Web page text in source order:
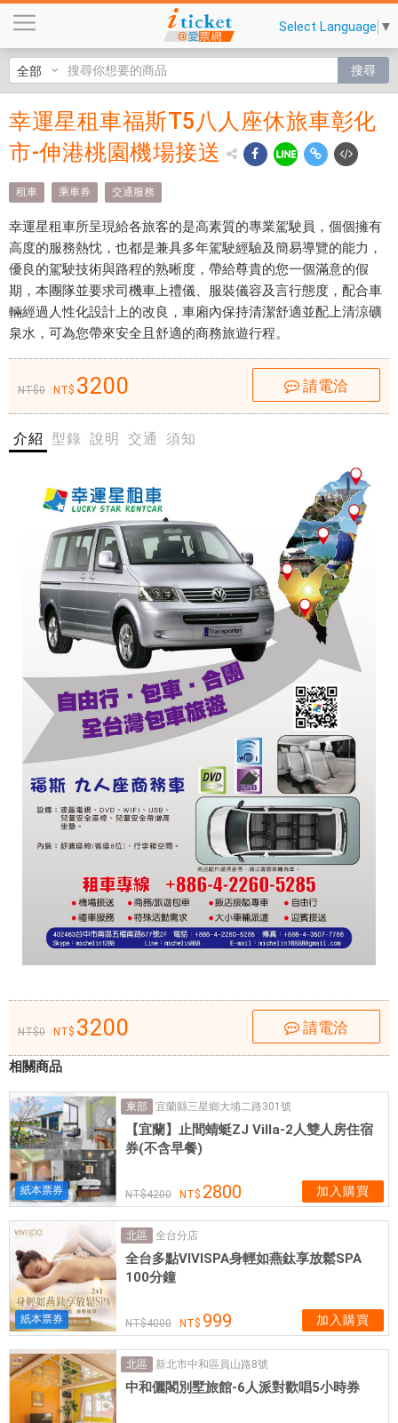
星
租
福
斯
人
座
休
旅
車
彰
化
接
送
$
3
2
0
0
票
網
Select Language ▼
搜尋
幸運
星租
車福
斯T5
八人
座休
旅車
彰化
港桃
園機
$3200
- 愛票
質
業
駕
駛
員
，
個
個
擁
度
的
服
務
熱
幸運星租車福斯T5八人座休旅車彰化
市-伸港桃園機場接送
租車 乘車券 交通服務
幸運星租車所呈現給各旅客的是高素質的專業駕駛員，個個擁有
高度的服務熱忱，也都是兼具多年駕駛經驗及簡易導覽的能力，
優良的駕駛技術與路程的熟晰度，帶給尊貴的您一個滿意的假
期，本團隊並要求司機車上禮儀、服裝儀容及言行態度，配合車
輛經過人性化設計上的改良，車廂內保持清潔舒適並配上清涼礦
泉水，可為您帶來安全且舒適的商務旅遊行程。
0 3200 請電洽
介紹 型錄 說明 交通 須知
0 3200 請電洽
相關商品
紙本票券
東部 宜蘭縣三星鄉大埔二路301號
【宜蘭】止間蜻蜓ZJ Villa-2人雙人房住宿
券(不含早餐)
4200 2800 加入購買
紙本票券
北區 全台分店
全台多點VIVISPA身輕如燕鈦享放鬆SPA
100分鐘
4000 999 加入購買
北區 新北市中和區員山路8號
中和儷閣別墅旅館-6人派對歡唱5小時券